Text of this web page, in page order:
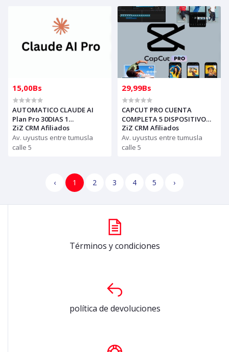
15,00Bs
AUTOMATICO CLAUDE AI
Plan Pro 30DIAS 1
DISPOSITIVO, ver
descripción para iniciar
secion
ZiZ CRM Afiliados
Av. uyustus entre tumusla
calle 5
29,99Bs
CAPCUT PRO CUENTA
COMPLETA 5 DISPOSITIVO
37DIAS PARA REVENDEDORES,
AUTOMATICO (solo con
creditos puede comprar, )
ZiZ CRM Afiliados
Av. uyustus entre tumusla
calle 5
‹ 1 2 3 4 5 ›
Términos y condiciones
política de devoluciones